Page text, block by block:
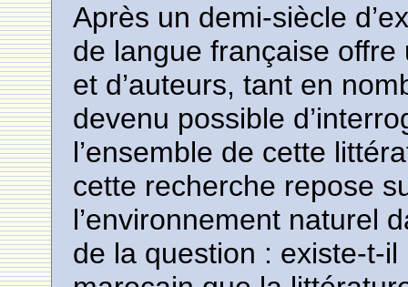
Après un demi-siècle
de langue française
et d’auteurs, tant en
devenu possible
l’ensemble de cette
cette recherche repose
l’environnement naturel
de la question : existe-t-